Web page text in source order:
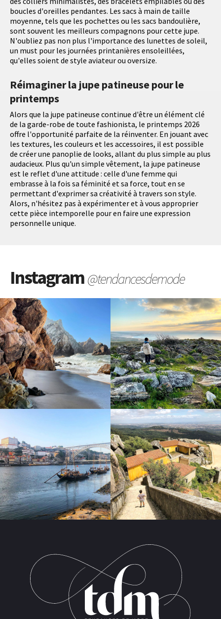
boucles d'oreilles pendantes. Les sacs à main de taille
moyenne, tels que les pochettes ou les sacs bandoulière,
sont souvent les meilleurs compagnons pour cette jupe.
N'oubliez pas non plus l'importance des lunettes de soleil,
un must pour les journées printanières ensoleillées,
qu'elles soient de style aviateur ou oversize.
Réimaginer la jupe patineuse pour le
printemps
Alors que la jupe patineuse continue d'être un élément clé
de la garde-robe de toute fashionista, le printemps 2026
offre l'opportunité parfaite de la réinventer. En jouant avec
les textures, les couleurs et les accessoires, il est possible
de créer une panoplie de looks, allant du plus simple au plus
audacieux. Plus qu'un simple vêtement, la jupe patineuse
est le reflet d'une attitude : celle d'une femme qui
embrasse à la fois sa féminité et sa force, tout en se
permettant d'exprimer sa créativité à travers son style.
Alors, n'hésitez pas à expérimenter et à vous approprier
cette pièce intemporelle pour en faire une expression
personnelle unique.
Instagram@tendancesdemode